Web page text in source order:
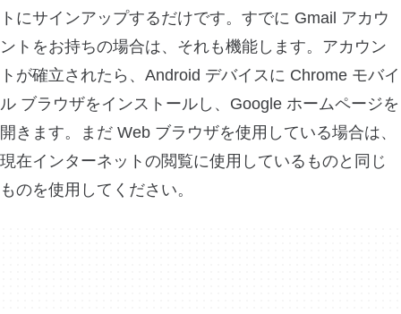
トにサインアップするだけです。すでに Gmail アカウ
ントをお持ちの場合は、それも機能します。アカウン
トが確立されたら、Android デバイスに Chrome モバイ
ル ブラウザをインストールし、Google ホームページを
開きます。まだ Web ブラウザを使用している場合は、
現在インターネットの閲覧に使用しているものと同じ
ものを使用してください。